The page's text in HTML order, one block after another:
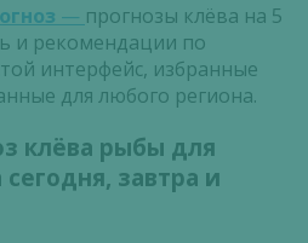
— прогнозы клёва на 5
и рекомендации по
интерфейс, избранные
для любого региона.
клёва рыбы для
завтра и